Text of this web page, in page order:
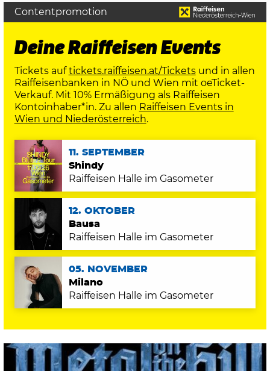
Contentpromotion
Deine Raiffeisen Events
Tickets auftickets.raiffeisen.at/Ticketsund in allen
Raiffeisenbanken in NÖ und Wien mit oeTicket-
Verkauf. Mit 10% Ermäßigung als Raiffeisen
Kontoinhaber*in. Zu allen Raiffeisen Events in
Wien und Niederösterreich.
11. SEPTEMBER
Shindy
Raiffeisen Halle im Gasometer
12. OKTOBER
Bausa
Raiffeisen Halle im Gasometer
05. NOVEMBER
Milano
Raiffeisen Halle im Gasometer